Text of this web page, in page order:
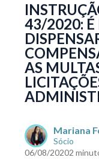
43/2020: É
AS
Mariana
Sócio
06/08/20202